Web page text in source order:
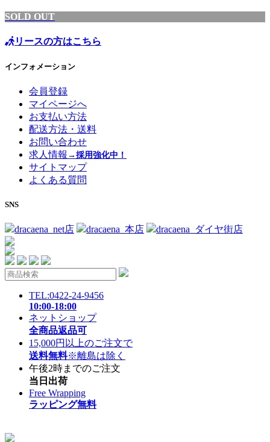
SOLD OUT
リースの方はこちら
インフォメーション
会員登録
マイページへ
お支払い方法
配送方法・送料
お問い合わせ
求人情報 →採用強化中！
サイトマップ
よくある質問
SNS
dracaena_net店 dracaena_本店 dracaena_ダイヤ街店
TEL:0422-24-9456
10:00-18:00
ネットショップ
全商品返品可
15,000円以上のご注文で
送料無料※離島は除く
午後2時までのご注文
当日出荷
Free Wrapping
ラッピング無料